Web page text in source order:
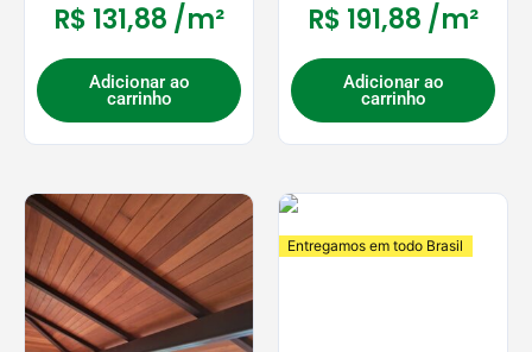
R$ 131,88 /m²
Adicionar ao
carrinho
R$ 191,88 /m²
Adicionar ao
carrinho
Entregamos em todo Brasil